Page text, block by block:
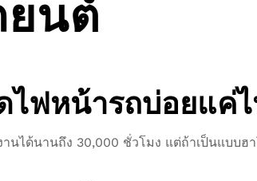
นต์
ไฟหน้ารถบ่อยแค่
นได้นานถึง 30,000 ชั่วโมง แต่ถ้าเป็นแบบ